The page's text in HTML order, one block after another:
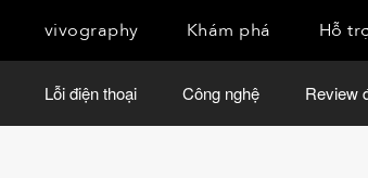
vivography Khám phá Hỗ
Lỗi điện thoại Công nghệ Review